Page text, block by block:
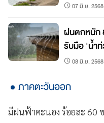
07 มิ.ย.
ฝนตกหนัก
รับมือ 'น้ำ
08 มิ.ย.
ภาคตะวันออก
มีฝนฟ้าคะนอง ร้อยละ